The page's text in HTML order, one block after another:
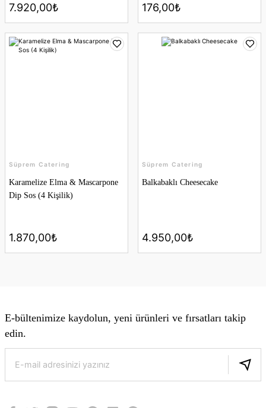
7.920,00₺ 176,00₺
Süprem Catering
Karamelize Elma & Mascarpone
Dip Sos (4 Kişilik)
1.870,00₺
Süprem Catering
Balkabaklı Cheesecake
4.950,00₺
E-bültenimize kaydolun, yeni ürünleri ve fırsatları takip
edin.